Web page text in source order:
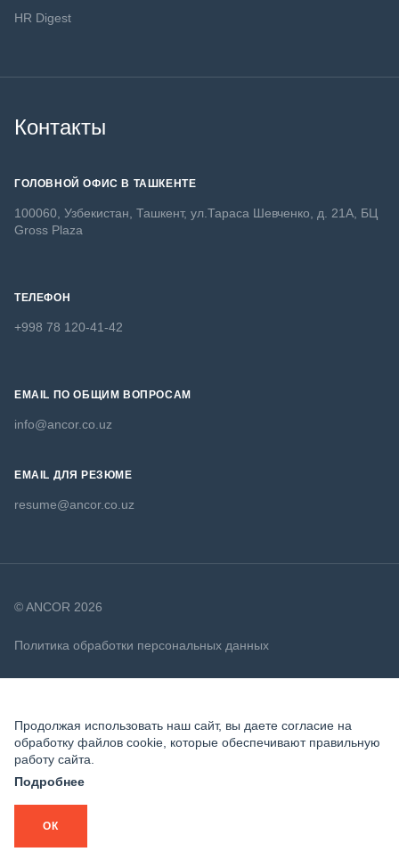
HR Digest
Контакты
ГОЛОВНОЙ ОФИС В ТАШКЕНТЕ
100060, Узбекистан, Ташкент, ул.Тараса Шевченко, д. 21А, БЦ
Gross Plaza
ТЕЛЕФОН
+998 78 120-41-42
EMAIL ПО ОБЩИМ ВОПРОСАМ
info@ancor.co.uz
EMAIL ДЛЯ РЕЗЮМЕ
resume@ancor.co.uz
© ANCOR 2026
Политика обработки персональных данных
Продолжая использовать наш сайт, вы даете согласие на
обработку файлов cookie, которые обеспечивают правильную
работу сайта.
Подробнее
ОК